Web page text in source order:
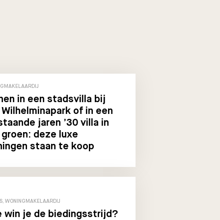
in een stadsvilla bij
of in een
jaren ’30 villa in
deze luxe
staan te koop
WONINGMAKELAARDIJ
win je de biedingsstrijd?